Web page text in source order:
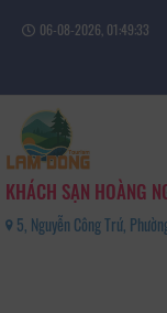
06-08-2026, 01:49:33
KHÁCH SẠN HOÀNG
5, Nguyễn Công Trứ,